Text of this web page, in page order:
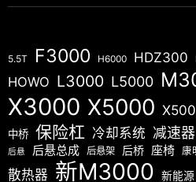
5.5T F3000 H6000 HDZ300
HOWO L3000 L5000
X3000 X5000
中桥 保险杠 冷却系统 减速器
后悬 后悬总成 后悬架 后桥 座椅 康
散热器 新M3000 新能源